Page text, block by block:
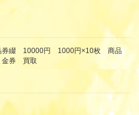
券綴 10000円 1000円×10枚 商品
券 買取